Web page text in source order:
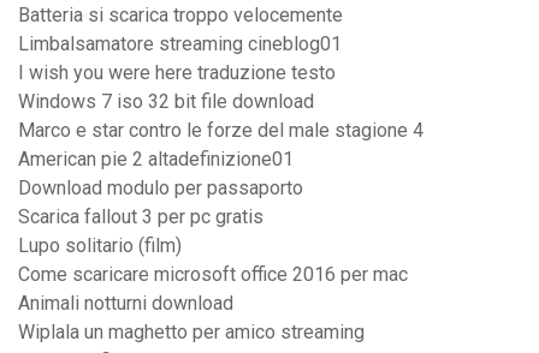
Batteria si scarica troppo velocemente
Limbalsamatore streaming cineblog01
I wish you were here traduzione testo
Windows 7 iso 32 bit file download
Marco e star contro le forze del male stagione 4
American pie 2 altadefinizione01
Download modulo per passaporto
Scarica fallout 3 per pc gratis
Lupo solitario (film)
Come scaricare microsoft office 2016 per mac
Animali notturni download
Wiplala un maghetto per amico streaming